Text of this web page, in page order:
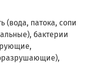
(вода, патока, сопи
бактерии